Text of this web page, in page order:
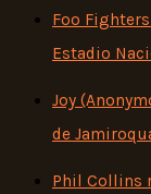
Foo
Estadio
Joy
de
Phil Collins